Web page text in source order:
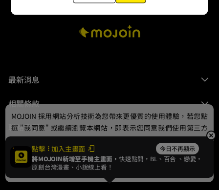
最新消息
相關條款
聯絡我們
© 2024 gamania Digital Entertainment Co., Ltd.
點擊 加入主畫面 今日不再顯示
將MOJOIN新增至手機主畫面，快速點開，BL、 百合 、戀愛，
原創台灣漫畫、小說線上看！
MOJOIN 採用網站分析技術為您帶來更優質的使用體驗，若您點
選 "我同意" 或繼續瀏覽本網站，即表示您同意我們使用第三方
Cookie，欲瞭解更多資訊請見隱私權政策。
我同意